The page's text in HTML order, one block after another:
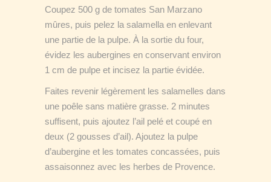
Coupez 500 g de tomates San Marzano
mûres, puis pelez la salamella en enlevant
une partie de la pulpe. À la sortie du four,
évidez les aubergines en conservant environ
1 cm de pulpe et incisez la partie évidée.
Faites revenir légèrement les salamelles dans
une poêle sans matière grasse. 2 minutes
suffisent, puis ajoutez l’ail pelé et coupé en
deux (2 gousses d’ail). Ajoutez la pulpe
d’aubergine et les tomates concassées, puis
assaisonnez avec les herbes de Provence.